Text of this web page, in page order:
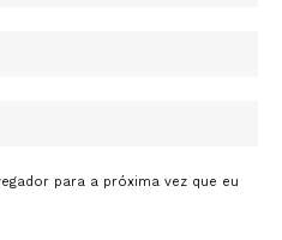
para a próxima vez que eu